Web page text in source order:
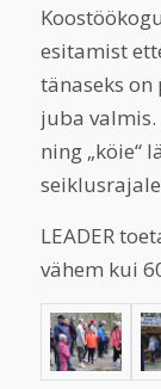
esitamist
tänaseks
juba
ning „köie“
LEADER
vähem kui